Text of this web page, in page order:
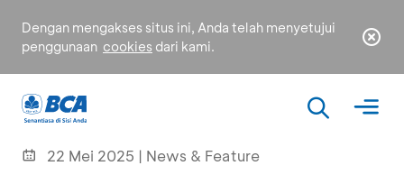
Dengan mengakses situs ini, Anda telah menyetujui
penggunaan cookies dari kami.
22 Mei 2025 | News & Feature